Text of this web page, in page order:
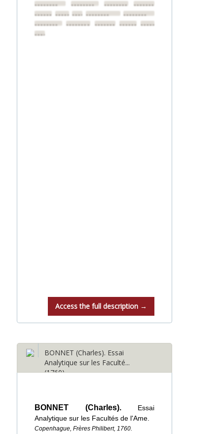
•••••••• •••••••• ••••••••
••••••••
••••••••••••••••••••••••••••••••
••••••••
••••••••
•••••••• •••••••• ••••••••••••••••
••••••••
Access the full description →
BONNET (Charles). Essai
Analytique sur les Faculté...
(1760)
BONNET (Charles). Essai
Analytique sur les Facultés de l'Ame.
Copenhague, Frères Philibert, 1760.